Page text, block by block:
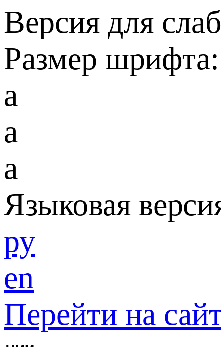
Версия для
Размер шрифта:
a
a
a
Языковая
ру
en
Перейти на